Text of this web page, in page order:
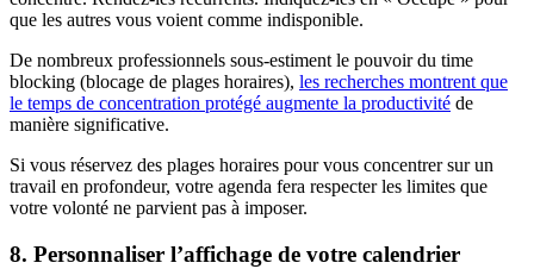
que les autres vous voient comme indisponible.
De nombreux professionnels sous-estiment le pouvoir du time
blocking (blocage de plages horaires), les recherches montrent que
le temps de concentration protégé augmente la productivité de
manière significative.
Si vous réservez des plages horaires pour vous concentrer sur un
travail en profondeur, votre agenda fera respecter les limites que
votre volonté ne parvient pas à imposer.
8. Personnaliser l’affichage de votre calendrier